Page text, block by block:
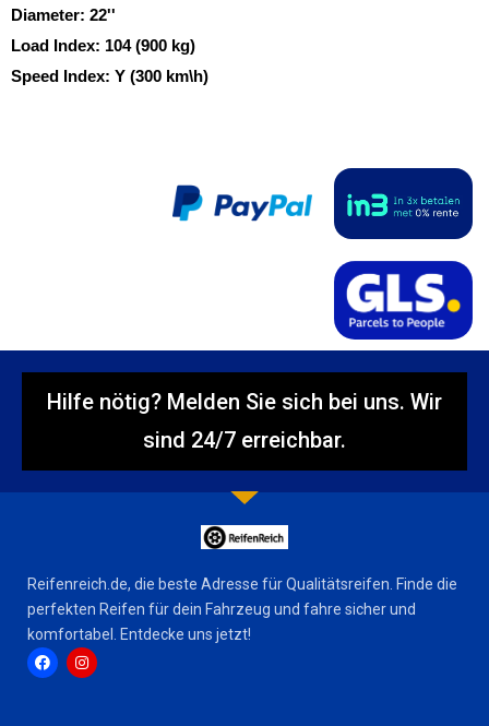
Diameter: 22''
Load Index: 104 (900 kg)
Speed Index: Y (300 km\h)
Hilfe nötig? Melden Sie sich bei uns. Wir
sind 24/7 erreichbar.
Reifenreich.de, die beste Adresse für Qualitätsreifen. Finde die
perfekten Reifen für dein Fahrzeug und fahre sicher und
komfortabel. Entdecke uns jetzt!